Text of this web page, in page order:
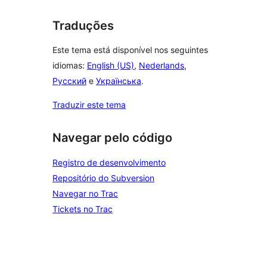
Traduções
Este tema está disponível nos seguintes
idiomas: English (US), Nederlands,
Русский e Українська.
Traduzir este tema
Navegar pelo código
Registro de desenvolvimento
Repositório do Subversion
Navegar no Trac
Tickets no Trac